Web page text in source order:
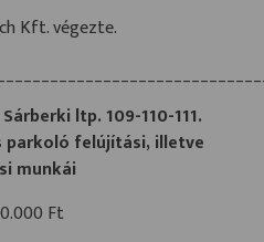
Kft. végezte.
Sárberki ltp. 109-110-111.
felújítási, illetve
munkái
Ft